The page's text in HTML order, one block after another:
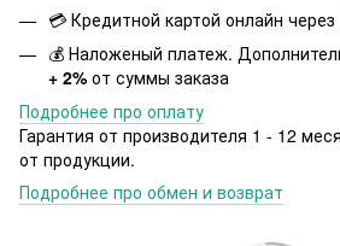
💳 Кредитной картой онлайн через
💰 Наложеный платеж.
+ 2% от суммы заказа
Подробнее про оплату
Гарантия от производителя 1 - 12
от продукции.
Подробнее про обмен и возврат